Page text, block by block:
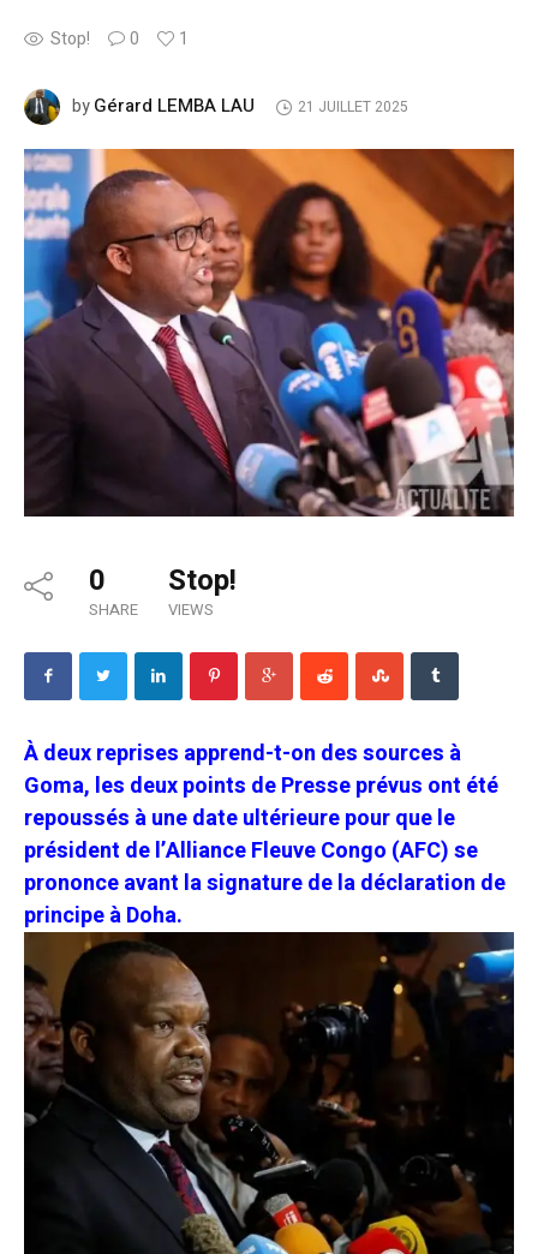
Stop! 0 1
byGérard LEMBA LAU 21 JUILLET 2025
0
SHARE
Stop!
VIEWS
À deux reprises apprend-t-on des sources à
Goma, les deux points de Presse prévus ont été
repoussés à une date ultérieure pour que le
président de l’Alliance Fleuve Congo (AFC) se
prononce avant la signature de la déclaration de
principe à Doha.